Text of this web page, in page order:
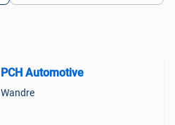
PCH Automotive
Wandre